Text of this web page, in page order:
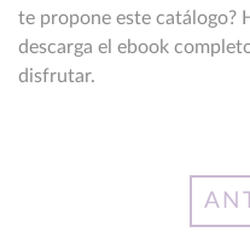
te propone este catálogo?
descarga el ebook
disfrutar.